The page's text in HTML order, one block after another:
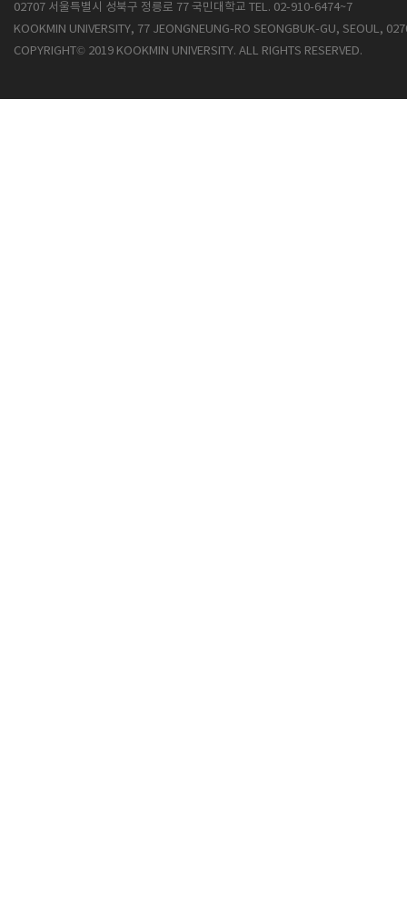
02707 서울특별시 성북구 정릉로 77 국민대학교 TEL. 02-910-6474~7
KOOKMIN UNIVERSITY, 77 JEONGNEUNG-RO SEONGBUK-GU, SEOUL,
COPYRIGHT© 2019 KOOKMIN UNIVERSITY. ALL RIGHTS RESERVED.